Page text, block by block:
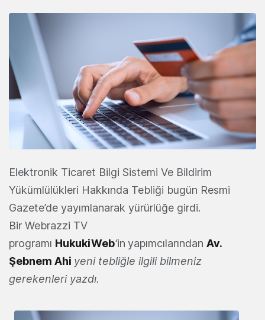
Elektronik Ticaret Bilgi Sistemi Ve Bildirim
Yükümlülükleri Hakkında Tebliği bugün Resmi
Gazete’de yayımlanarak yürürlüğe girdi.
Bir Webrazzi TV
programı HukukiWeb‘in yapımcılarından Av.
Şebnem Ahi yeni tebliğle ilgili bilmeniz
gerekenleri yazdı.